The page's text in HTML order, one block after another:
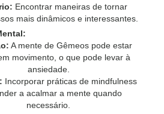
Encontrar maneiras de tornar
mais dinâmicos e interessantes.
A mente de Gêmeos pode estar
movimento, o que pode levar à
ansiedade.
Incorporar práticas de mindfulness
a acalmar a mente quando
necessário.